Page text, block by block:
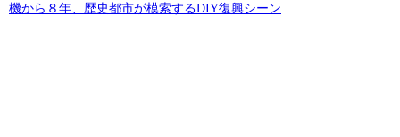
機から８年、歴史都市が模索するDIY復興シーン